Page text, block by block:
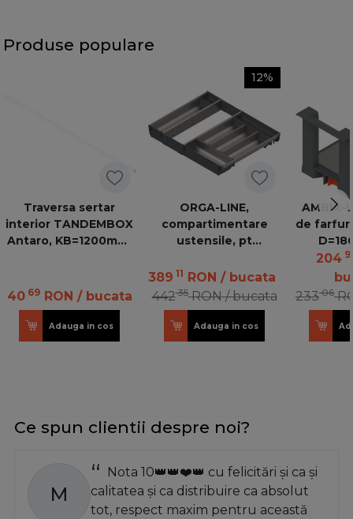
Produse populare
Traversa sertar
interior TANDEMBOX
Antaro, KB=1200mm,
4069 RON / bucata
Adauga in cos
12%
ORGA-LINE,
compartimentare
ustensile, pt
450 mm, latime 600
mm - ocupare
completa,otel inox/gri
389 11 RON / bucata
44235 RON / bucata
Adauga in cos
AMBIA-
de
204
23306
Ce spun clientii despre noi?
M
Nota 10👑👑❤️👑 cu felicitări și ca și
calitatea și ca distribuire ca absolut
tot, respect maxim pentru această